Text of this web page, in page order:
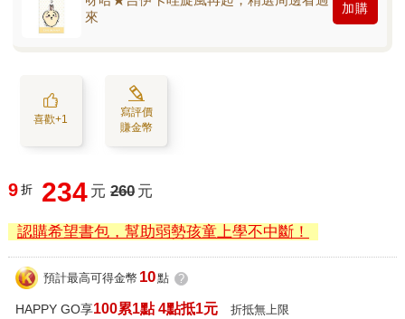
來
加購
喜歡+1
寫評價
賺金幣
9 折 234 元 260 元
認購希望書包，幫助弱勢孩童上學不中斷！
預計最高可得金幣 10點 ?
HAPPY GO享100累1點 4點抵1元 折抵無上限